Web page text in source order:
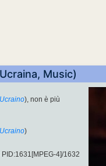
Music)
Ucraino), non è più
Ucraino)
4]/1632